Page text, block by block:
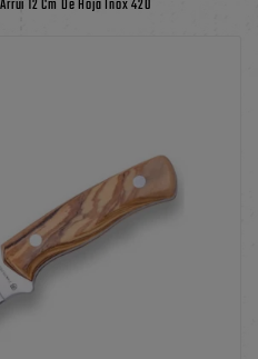
12 Cm De Hoja Inox 420